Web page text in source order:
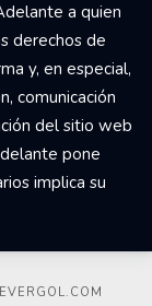
a quien
derechos de
y, en especial,
comunicación
del sitio web
pone
implica su
EVERGOL.COM